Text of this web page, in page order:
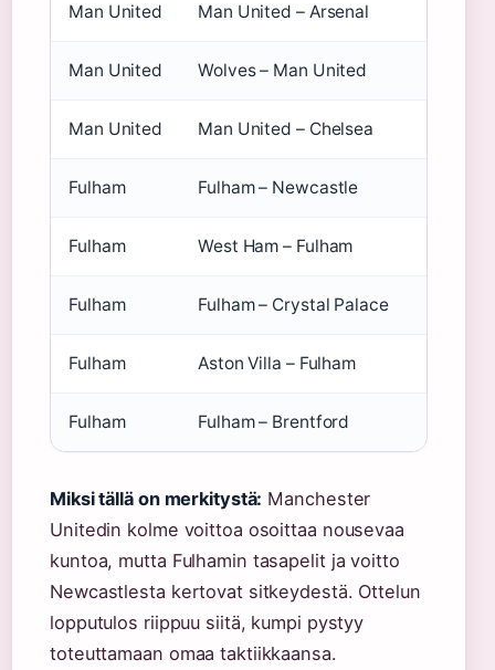
Man United Man United – Arsenal
Man United Wolves – Man United
Man United Man United – Chelsea
Fulham Fulham – Newcastle
Fulham West Ham – Fulham
Fulham Fulham – Crystal Palace
Fulham Aston Villa – Fulham
Fulham Fulham – Brentford
Miksi tällä on merkitystä: Manchester
Unitedin kolme voittoa osoittaa nousevaa
kuntoa, mutta Fulhamin tasapelit ja voitto
Newcastlesta kertovat sitkeydestä. Ottelun
lopputulos riippuu siitä, kumpi pystyy
toteuttamaan omaa taktiikkaansa.